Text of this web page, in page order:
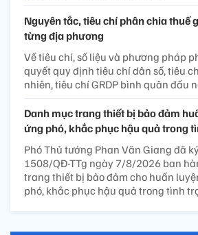
Nguyên tắc, tiêu chí phân chia thuế
từng địa phương
Về tiêu chí, số liệu và phương pháp
quyết quy định tiêu chí dân số, tiêu
nhiên, tiêu chí GRDP bình quân đầu
Danh mục trang thiết bị bảo đảm
ứng phó, khắc phục hậu quả trong
Phó Thủ tướng Phan Văn Giang đã
1508/QĐ-TTg ngày 7/8/2026 ban
trang thiết bị bảo đảm cho huấn
phó, khắc phục hậu quả trong tình